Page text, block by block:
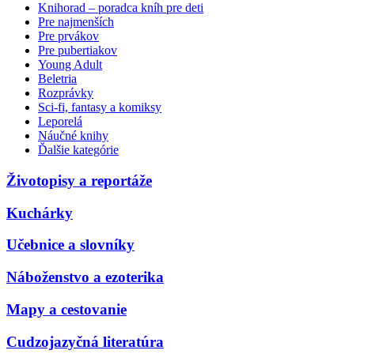
Knihorad – poradca kníh pre deti
Pre najmenších
Pre prvákov
Pre pubertiakov
Young Adult
Beletria
Rozprávky
Sci-fi, fantasy a komiksy
Leporelá
Náučné knihy
Ďalšie kategórie
Životopisy a reportáže
Kuchárky
Učebnice a slovníky
Náboženstvo a ezoterika
Mapy a cestovanie
Cudzojazyčná literatúra